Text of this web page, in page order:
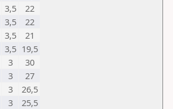
3,5
22
3,5
22
3,5
21
3,5 19,5
3
30
3
27
3
26,5
3
25,5